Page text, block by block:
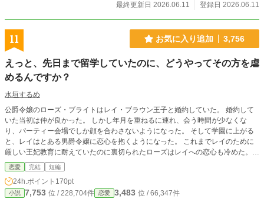
最終更新日 2026.06.11
登録日 2026.06.11
11 お気に入り追加 3,756
えっと、先日まで留学していたのに、どうやってその方を虐
めるんですか？
水垣するめ
公爵令嬢のローズ・ブライトはレイ・ブラウン王子と婚約していた。 婚約して
いた当初は仲が良かった。 しかし年月を重ねるに連れ、会う時間が少なくな
り、パーティー会場でしか顔を合わさないようになった。 そして学園に上がる
と、レイはとある男爵令嬢に恋心を抱くようになった。 これまでレイのために
厳しい王妃教育に耐えていたのに裏切られたローズはレイへの恋心も冷めた。
そして留学を決意する。 しかし帰ってきた瞬間、レイはローズに婚約破棄を叩
きつけた。 「ローズ・ブライト！ ナタリーを虐めた罪でお前との婚約を破棄
する！」 えっと、先日まで留学していたのに、どうやってその方を虐めるんで
すか？
恋愛 完結 短編
24h.ポイント 170pt
小説 7,753 位 / 228,704件 恋愛 3,483 位 / 66,347件